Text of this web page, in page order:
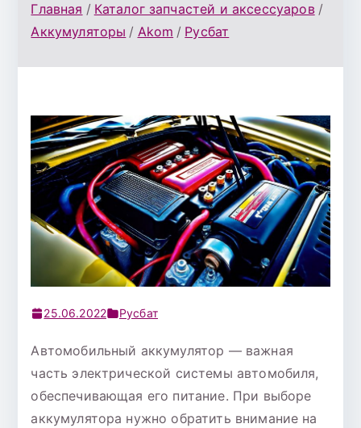
Главная
Каталог запчастей и аксессуаров
Аккумуляторы
Akom Русбат
25.06.2022 Русбат
Автомобильный аккумулятор — важная
часть электрической системы автомобиля,
обеспечивающая его питание. При выборе
аккумулятора нужно обратить внимание на